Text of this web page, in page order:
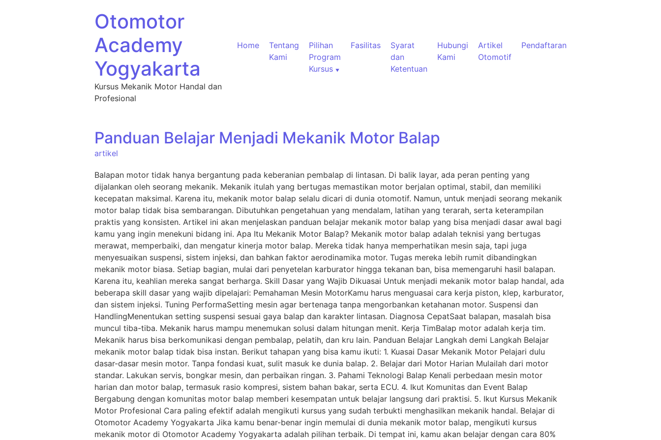
Otomotor
Academy
Yogyakarta
Kursus Mekanik Motor Handal dan
Profesional
Home
Tentang
Kami
Pilihan
Program
Kursus
Fasilitas
Syarat
dan
Ketentuan
Hubungi
Kami
Artikel
Otomotif
Pendaftaran
Panduan Belajar Menjadi Mekanik Motor Balap
artikel
Balapan motor tidak hanya bergantung pada keberanian pembalap di lintasan. Di balik layar, ada peran penting yang
dijalankan oleh seorang mekanik. Mekanik itulah yang bertugas memastikan motor berjalan optimal, stabil, dan memiliki
kecepatan maksimal. Karena itu, mekanik motor balap selalu dicari di dunia otomotif. Namun, untuk menjadi seorang mekanik
motor balap tidak bisa sembarangan. Dibutuhkan pengetahuan yang mendalam, latihan yang terarah, serta keterampilan
praktis yang konsisten. Artikel ini akan menjelaskan panduan belajar mekanik motor balap yang bisa menjadi dasar awal bagi
kamu yang ingin menekuni bidang ini. Apa Itu Mekanik Motor Balap? Mekanik motor balap adalah teknisi yang bertugas
merawat, memperbaiki, dan mengatur kinerja motor balap. Mereka tidak hanya memperhatikan mesin saja, tapi juga
menyesuaikan suspensi, sistem injeksi, dan bahkan faktor aerodinamika motor. Tugas mereka lebih rumit dibandingkan
mekanik motor biasa. Setiap bagian, mulai dari penyetelan karburator hingga tekanan ban, bisa memengaruhi hasil balapan.
Karena itu, keahlian mereka sangat berharga. Skill Dasar yang Wajib Dikuasai Untuk menjadi mekanik motor balap handal, ada
beberapa skill dasar yang wajib dipelajari: Pemahaman Mesin MotorKamu harus menguasai cara kerja piston, klep, karburator,
dan sistem injeksi. Tuning PerformaSetting mesin agar bertenaga tanpa mengorbankan ketahanan motor. Suspensi dan
HandlingMenentukan setting suspensi sesuai gaya balap dan karakter lintasan. Diagnosa CepatSaat balapan, masalah bisa
muncul tiba-tiba. Mekanik harus mampu menemukan solusi dalam hitungan menit. Kerja TimBalap motor adalah kerja tim.
Mekanik harus bisa berkomunikasi dengan pembalap, pelatih, dan kru lain. Panduan Belajar Langkah demi Langkah Belajar
mekanik motor balap tidak bisa instan. Berikut tahapan yang bisa kamu ikuti: 1. Kuasai Dasar Mekanik Motor Pelajari dulu
dasar-dasar mesin motor. Tanpa fondasi kuat, sulit masuk ke dunia balap. 2. Belajar dari Motor Harian Mulailah dari motor
standar. Lakukan servis, bongkar mesin, dan perbaikan ringan. 3. Pahami Teknologi Balap Kenali perbedaan mesin motor
harian dan motor balap, termasuk rasio kompresi, sistem bahan bakar, serta ECU. 4. Ikut Komunitas dan Event Balap
Bergabung dengan komunitas motor balap memberi kesempatan untuk belajar langsung dari praktisi. 5. Ikut Kursus Mekanik
Motor Profesional Cara paling efektif adalah mengikuti kursus yang sudah terbukti menghasilkan mekanik handal. Belajar di
Otomotor Academy Yogyakarta Jika kamu benar-benar ingin memulai di dunia mekanik motor balap, mengikuti kursus
mekanik motor di Otomotor Academy Yogyakarta adalah pilihan terbaik. Di tempat ini, kamu akan belajar dengan cara 80%